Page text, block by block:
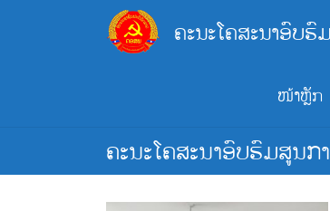
ຄະນະໂຄສະນາອົບ
ໜ້າຫຼັກ
ຄະນະໂຄສະນາອົບຮົມສູນກ